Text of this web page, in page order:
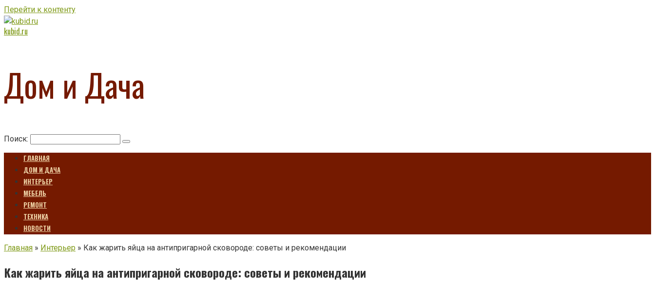
Перейти к контенту
kubid.ru
Дом и Дача
Поиск:
ГЛАВНАЯ
ДОМ И ДАЧА
ИНТЕРЬЕР
МЕБЕЛЬ
РЕМОНТ
ТЕХНИКА
НОВОСТИ
Главная » Интерьер » Как жарить яйца на антипригарной сковороде: советы и рекомендации
Как жарить яйца на антипригарной сковороде: советы и рекомендации